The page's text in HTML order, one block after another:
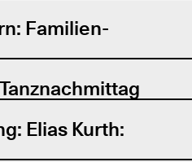
Familien-
Elias Kurth: